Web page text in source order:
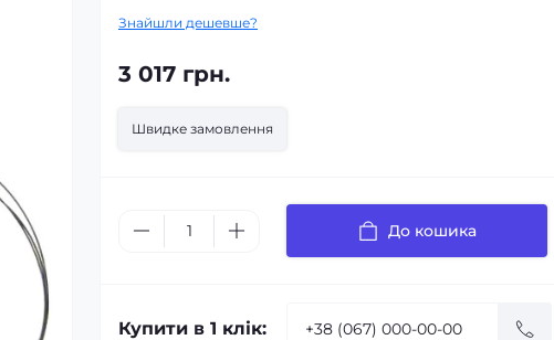
Знайшли дешевше?
3 017 грн.
Швидке замовлення
До кошика
Купити в 1 клік: